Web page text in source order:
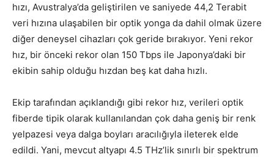
hızı, Avustralya’da geliştirilen ve saniyede 44,2 Terabit
veri hızına ulaşabilen bir optik yonga da dahil olmak üzere
diğer deneysel cihazları çok geride bırakıyor. Yeni rekor
hız, bir önceki rekor olan 150 Tbps ile Japonya’daki bir
ekibin sahip olduğu hızdan beş kat daha hızlı.
Ekip tarafından açıklandığı gibi rekor hız, verileri optik
fiberde tipik olarak kullanılandan çok daha geniş bir renk
yelpazesi veya dalga boyları aracılığıyla ileterek elde
edildi. Yani, mevcut altyapı 4.5 THz’lik sınırlı bir spektrum